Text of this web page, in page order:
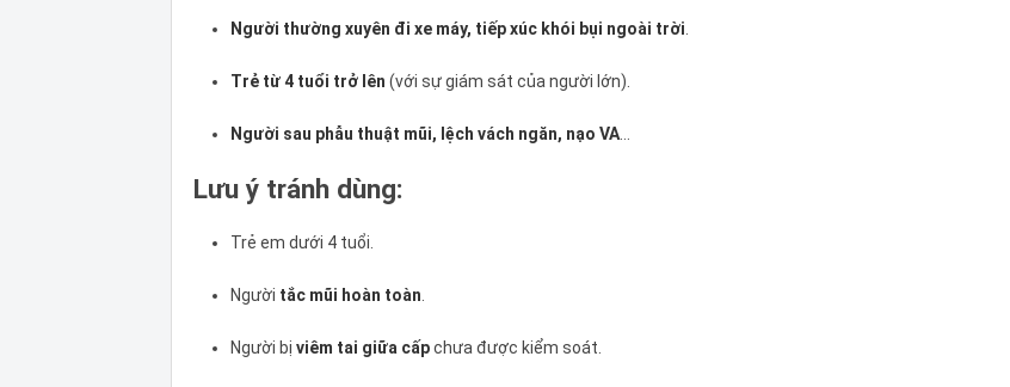
Người thường xuyên đi xe máy, tiếp xúc khói bụi ngoài trời
Trẻ từ 4 tuổi trở lên (với sự giám sát của người lớn).
Người sau phẫu thuật mũi, lệch vách ngăn, nạo VA…
Lưu ý tránh dùng:
Trẻ em dưới 4 tuổi.
Người tắc mũi hoàn toàn
Người bị viêm tai giữa cấpchưa được kiểm soát.